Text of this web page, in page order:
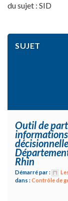
du sujet : SID
SUJET
Outil de
informations
Rhin
Démarré par :
dans :Contrôle de